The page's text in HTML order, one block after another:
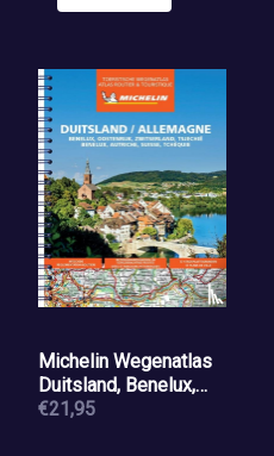
Michelin Wegenatlas
Duitsland, Benelux,
Oostenrijk, Zwitserland,
€21,95